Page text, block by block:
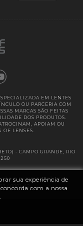
sua experiência de
com a nossa
EM LENTES
OU PARCERIA COM
MARCAS SÃO FEITAS
DOS PRODUTOS.
APOIAM OU
OF LENSES.
- CAMPO GRANDE, RIO
E DISTRIBUIÇÃO DE
/ 0001-42